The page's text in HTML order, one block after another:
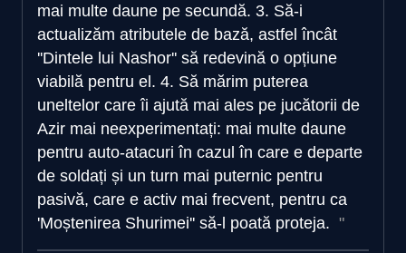
mai multe daune pe secundă. 3. Să-i
actualizăm atributele de bază, astfel încât
''Dintele lui Nashor'' să redevină o opțiune
viabilă pentru el. 4. Să mărim puterea
uneltelor care îi ajută mai ales pe jucătorii de
Azir mai neexperimentați: mai multe daune
pentru auto-atacuri în cazul în care e departe
de soldați și un turn mai puternic pentru
pasivă, care e activ mai frecvent, pentru ca
'Moștenirea Shurimei'' să-l poată proteja.